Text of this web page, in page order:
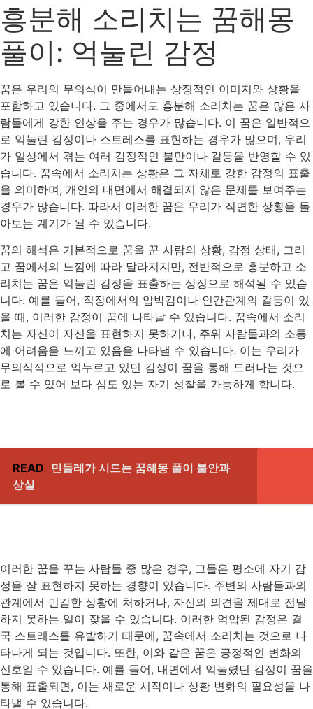
흥분해 소리치는 꿈해몽
풀이: 억눌린 감정
꿈은 우리의 무의식이 만들어내는 상징적인 이미지와 상황을
포함하고 있습니다. 그 중에서도 흥분해 소리치는 꿈은 많은 사
람들에게 강한 인상을 주는 경우가 많습니다. 이 꿈은 일반적으
로 억눌린 감정이나 스트레스를 표현하는 경우가 많으며, 우리
가 일상에서 겪는 여러 감정적인 불만이나 갈등을 반영할 수 있
습니다. 꿈속에서 소리치는 상황은 그 자체로 강한 감정의 표출
을 의미하며, 개인의 내면에서 해결되지 않은 문제를 보여주는
경우가 많습니다. 따라서 이러한 꿈은 우리가 직면한 상황을 돌
아보는 계기가 될 수 있습니다.
꿈의 해석은 기본적으로 꿈을 꾼 사람의 상황, 감정 상태, 그리
고 꿈에서의 느낌에 따라 달라지지만, 전반적으로 흥분하고 소
리치는 꿈은 억눌린 감정을 표출하는 상징으로 해석될 수 있습
니다. 예를 들어, 직장에서의 압박감이나 인간관계의 갈등이 있
을 때, 이러한 감정이 꿈에 나타날 수 있습니다. 꿈속에서 소리
치는 자신이 자신을 표현하지 못하거나, 주위 사람들과의 소통
에 어려움을 느끼고 있음을 나타낼 수 있습니다. 이는 우리가
무의식적으로 억누르고 있던 감정이 꿈을 통해 드러나는 것으
로 볼 수 있어 보다 심도 있는 자기 성찰을 가능하게 합니다.
READ
민들레가 시드는 꿈해몽 풀이 불안과
상실
이러한 꿈을 꾸는 사람들 중 많은 경우, 그들은 평소에 자기 감
정을 잘 표현하지 못하는 경향이 있습니다. 주변의 사람들과의
관계에서 민감한 상황에 처하거나, 자신의 의견을 제대로 전달
하지 못하는 일이 잦을 수 있습니다. 이러한 억압된 감정은 결
국 스트레스를 유발하기 때문에, 꿈속에서 소리치는 것으로 나
타나게 되는 것입니다. 또한, 이와 같은 꿈은 긍정적인 변화의
신호일 수 있습니다. 예를 들어, 내면에서 억눌렸던 감정이 꿈을
통해 표출되면, 이는 새로운 시작이나 상황 변화의 필요성을 나
타낼 수 있습니다.